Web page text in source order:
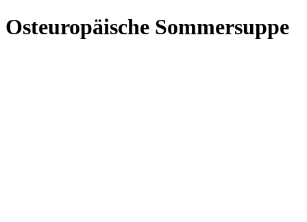
Osteuropäische Sommersuppe